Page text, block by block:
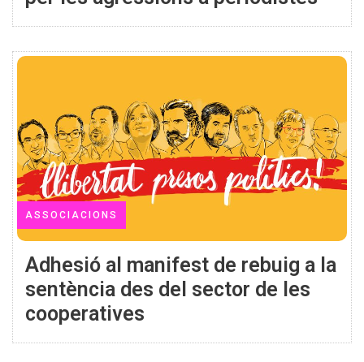
ASSOCIACIONS
Adhesió al manifest de rebuig a la
sentència des del sector de les
cooperatives